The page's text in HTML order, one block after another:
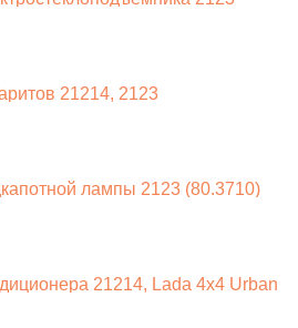
21214, 2123
лампы 2123 (80.3710)
21214, Lada 4x4 Urban